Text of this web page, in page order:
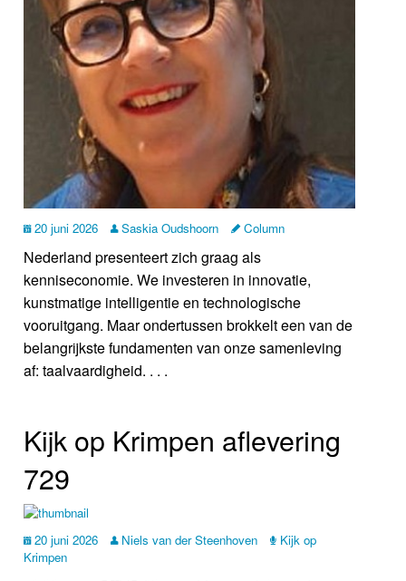
20 juni 2026 Saskia Oudshoorn Column
Nederland presenteert zich graag als
kenniseconomie. We investeren in innovatie,
kunstmatige intelligentie en technologische
vooruitgang. Maar ondertussen brokkelt een van de
belangrijkste fundamenten van onze samenleving
af: taalvaardigheid. . . .
Kijk op Krimpen aflevering
729
20 juni 2026 Niels van der Steenhoven
Kijk op
Krimpen